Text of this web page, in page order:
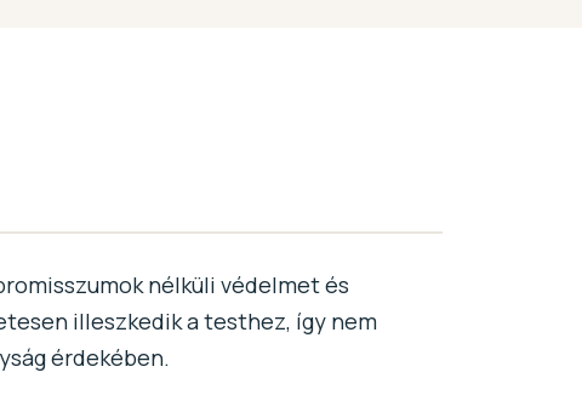
nélküli védelmet és
illeszkedik a testhez, így nem
érdekében.